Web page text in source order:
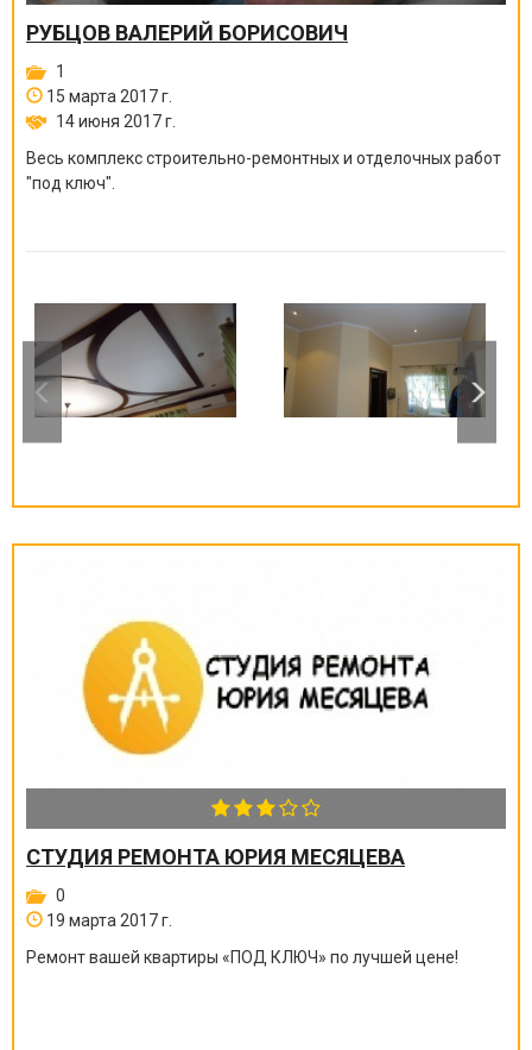
РУБЦОВ ВАЛЕРИЙ БОРИСОВИЧ
1
15 марта 2017 г.
14 июня 2017 г.
Весь комплекс строительно-ремонтных и отделочных работ
"под ключ".
СТУДИЯ РЕМОНТА ЮРИЯ МЕСЯЦЕВА
0
19 марта 2017 г.
Ремонт вашей квартиры «ПОД КЛЮЧ» по лучшей цене!